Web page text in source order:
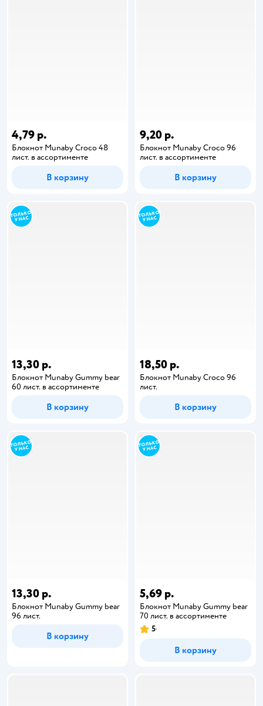
4,79 р.
Блокнот Munaby Croco 48
лист. в ассортименте
В корзину
9,20 р.
Блокнот Munaby Croco 96
лист. в ассортименте
В корзину
13,30 р.
Блокнот Munaby Gummy bear
60 лист. в ассортименте
В корзину
18,50 р.
Блокнот Munaby Croco 96
лист.
В корзину
13,30 р.
Блокнот Munaby Gummy bear
96 лист.
В корзину
5,69 р.
Блокнот Munaby Gummy bear
70 лист. в ассортименте
5
В корзину